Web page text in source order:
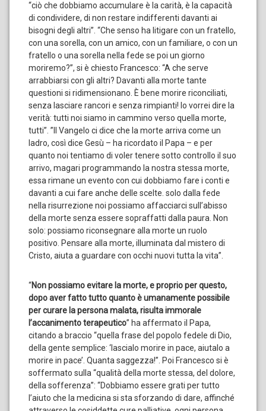
“ciò che dobbiamo accumulare è la carità, è la capacità
di condividere, di non restare indifferenti davanti ai
bisogni degli altri”. “Che senso ha litigare con un fratello,
con una sorella, con un amico, con un familiare, o con un
fratello o una sorella nella fede se poi un giorno
moriremo?”, si è chiesto Francesco: “A che serve
arrabbiarsi con gli altri? Davanti alla morte tante
questioni si ridimensionano. È bene morire riconciliati,
senza lasciare rancori e senza rimpianti! Io vorrei dire la
verità: tutti noi siamo in cammino verso quella morte,
tutti”. ”Il Vangelo ci dice che la morte arriva come un
ladro, così dice Gesù – ha ricordato il Papa – e per
quanto noi tentiamo di voler tenere sotto controllo il suo
arrivo, magari programmando la nostra stessa morte,
essa rimane un evento con cui dobbiamo fare i conti e
davanti a cui fare anche delle scelte. solo dalla fede
nella risurrezione noi possiamo affacciarci sull’abisso
della morte senza essere sopraffatti dalla paura. Non
solo: possiamo riconsegnare alla morte un ruolo
positivo. Pensare alla morte, illuminata dal mistero di
Cristo, aiuta a guardare con occhi nuovi tutta la vita”.
“Non possiamo evitare la morte, e proprio per questo,
dopo aver fatto tutto quanto è umanamente possibile
per curare la persona malata, risulta immorale
l’accanimento terapeutico” ha affermato il Papa,
citando a braccio “quella frase del popolo fedele di Dio,
della gente semplice: ‘lascialo morire in pace, aiutalo a
morire in pace’. Quanta saggezza!”. Poi Francesco si è
soffermato sulla “qualità della morte stessa, del dolore,
della sofferenza”: “Dobbiamo essere grati per tutto
l’aiuto che la medicina si sta sforzando di dare, affinché